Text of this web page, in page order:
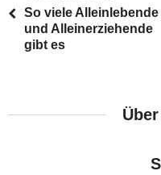
So viele Alleinlebende
und Alleinerziehende
gibt es